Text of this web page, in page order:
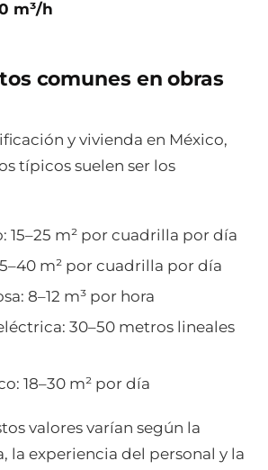
m³/h
comunes en obras
y vivienda en México,
típicos suelen ser los
15–25 m² por cuadrilla por día
m² por cuadrilla por día
8–12 m³ por hora
30–50 metros lineales
18–30 m² por día
valores varían según la
la experiencia del personal y la